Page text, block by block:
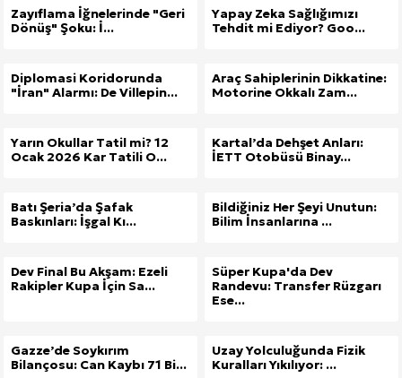
Zayıflama İğnelerinde "Geri
Dönüş" Şoku: İ...
Yapay Zeka Sağlığımızı
Tehdit mi Ediyor? Goo...
Diplomasi Koridorunda
"İran" Alarmı: De Villepin...
Araç Sahiplerinin Dikkatine:
Motorine Okkalı Zam...
Yarın Okullar Tatil mi? 12
Ocak 2026 Kar Tatili O...
Kartal’da Dehşet Anları:
İETT Otobüsü Binay...
Batı Şeria’da Şafak
Baskınları: İşgal Kı...
Bildiğiniz Her Şeyi Unutun:
Bilim İnsanlarına ...
Dev Final Bu Akşam: Ezeli
Rakipler Kupa İçin Sa...
Süper Kupa'da Dev
Randevu: Transfer Rüzgarı
Ese...
Gazze’de Soykırım
Bilançosu: Can Kaybı 71 Bi...
Uzay Yolculuğunda Fizik
Kuralları Yıkılıyor: ...